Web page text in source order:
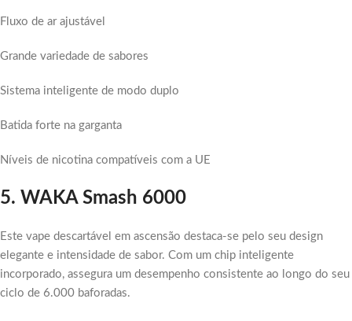
Fluxo de ar ajustável
Grande variedade de sabores
Sistema inteligente de modo duplo
Batida forte na garganta
Níveis de nicotina compatíveis com a UE
5. WAKA Smash 6000
Este vape descartável em ascensão destaca-se pelo seu design
elegante e intensidade de sabor. Com um chip inteligente
incorporado, assegura um desempenho consistente ao longo do seu
ciclo de 6.000 baforadas.